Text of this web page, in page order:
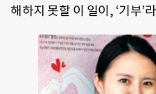
해하지 못할 이 일이, ‘기부’